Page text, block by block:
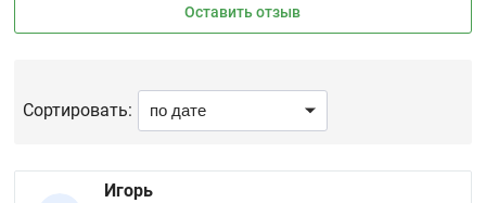
Оставить отзыв
Сортировать:
Игорь